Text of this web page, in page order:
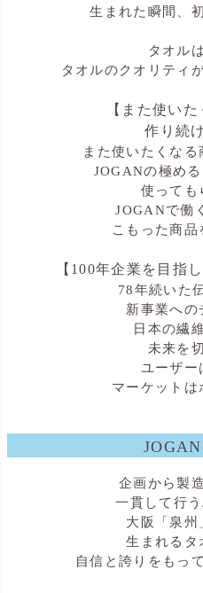
生まれた瞬間、
タオル
タオルのクオリティ
【また使い
作り続
また使いたくなる
JOGANの極め
使っても
JOGANで働
こもった商品
【100年企業を目指
78年続いた
新事業への
日本の繊
未来を
ユーザ
マーケットは
企画から製
一貫して行
大阪「泉州
生まれるタ
自信と誇りをもっ